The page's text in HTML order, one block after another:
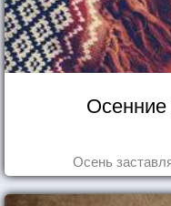
Осенние
Осень